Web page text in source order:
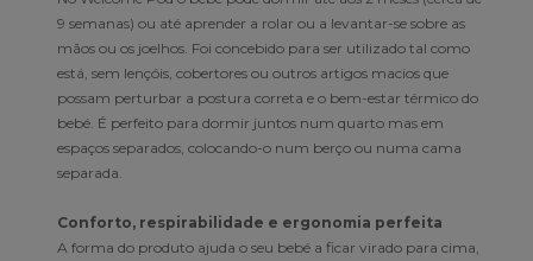
9 semanas) ou até aprender a rolar ou a levantar-se sobre as
mãos ou os joelhos. Foi concebido para ser utilizado tal como
está, sem lençóis, cobertores ou outros artigos macios que
possam perturbar a postura correta e o bem-estar térmico do
bebé. É perfeito para dormir juntos num quarto mas em
espaços separados, colocando-o num berço ou numa cama
separada.
Conforto, respirabilidade e ergonomia perfeita
A forma do produto ajuda o seu bebé a ficar virado para cima,